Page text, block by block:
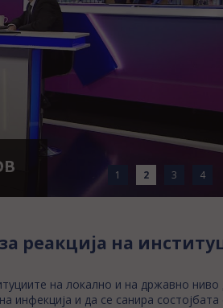
1 2 3 4
реакција на
на локално и на државно
инфекција и да се санира